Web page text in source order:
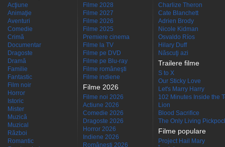
Acţiune
Animaţie
Aventuri
Comedie
Crimă
Documentar
Dragoste
Dramă
Familie
Fantastic
Film noir
Horror
Istoric
Mister
Muzică
Muzical
Război
Romantic
Filme 2028
Filme 2027
Filme 2026
Filme 2025
Premiere cinema
Filme la TV
Filme pe DVD
Filme pe Blu-ray
Filme româneşti
Filme indiene
Filme 2026
Filme noi 2026
Actiune 2026
Comedie 2026
Dragoste 2026
Horror 2026
Indiene 2026
Româneşti 2026
Charlize Theron
Cate Blanchett
Adrien Brody
Nicole Kidman
Osvaldo Ríos
Hilary Duff
Născuţi azi
Trailere filme
S to X
Our Sticky Love
Let's Marry Harry
102 Minutes Inside the
Lion
Blood Sacrifice
The Only Living
Filme populare
Project Hail Mary